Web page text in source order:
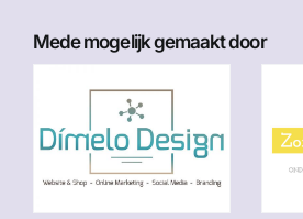
Mede mogelijk gemaakt door